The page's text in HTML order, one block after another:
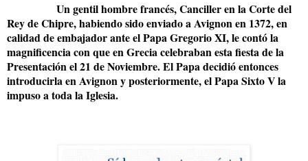
Un gentil hombre francés, Canciller en la Corte del
Rey de Chipre, habiendo sido enviado a Avignon en 1372, en
calidad de embajador ante el Papa Gregorio XI, le contó la
magnificencia con que en Grecia celebraban esta fiesta de la
Presentación el 21 de Noviembre. El Papa decidió entonces
introducirla en Avignon y posteriormente, el Papa Sixto V la
impuso a toda la Iglesia.